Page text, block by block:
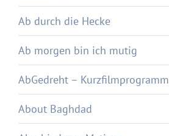
Ab durch die Hecke
Ab morgen bin ich mutig
AbGedreht – Kurzfilmprogramm
About Baghdad